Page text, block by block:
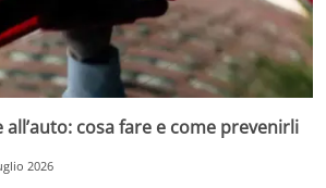
cosa fare e come prevenirli
2026